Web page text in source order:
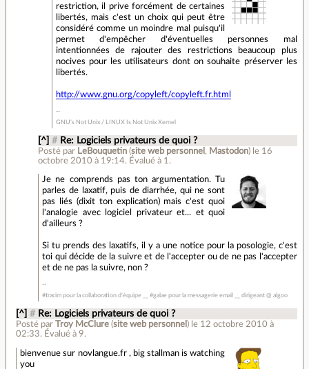
restriction, il prive forcément de certaines
libertés, mais c'est un choix qui peut être
considéré comme un moindre mal puisqu'il
permet d'empêcher d'éventuelles personnes mal
intentionnées de rajouter des restrictions beaucoup plus
nocives pour les utilisateurs dont on souhaite préserver les
libertés.
http://www.gnu.org/copyleft/copyleft.fr.html
GNU's Not Unix / LINUX Is Not Unix Xernel
[^] # Re: Logiciels privateurs de quoi ?
Posté par LeBouquetin (site web personnel , Mastodon) le 16
octobre 2010 à 19:14. Évalué à 1 .
Je ne comprends pas ton argumentation. Tu
parles de laxatif, puis de diarrhée, qui ne sont
pas liés (dixit ton explication) mais c'est quoi
l'analogie avec logiciel privateur et... et quoi
d'ailleurs ?
Si tu prends des laxatifs, il y a une notice pour la posologie, c'est
toi qui décide de la suivre et de l'accepter ou de ne pas l'accepter
et de ne pas la suivre, non ?
#tracim pour la collaboration d'équipe __ #galae pour la messagerie email __ dirigeant @ algoo
[^] # Re: Logiciels privateurs de quoi ?
Posté parTroy McClure (site web personnel ) le 12 octobre 2010 à
02:33. Évalué à9.
bienvenue sur novlangue.fr , big stallman is watching
you